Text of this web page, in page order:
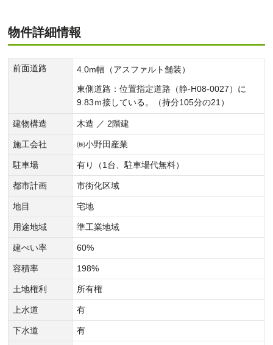
物件詳細情報
前面道路
4.0m幅（アスファルト舗装）
東側道路：位置指定道路（静-H08-0027）に
9.83ｍ接している。（持分105分の21）
建物構造 木造 ／ 2階建
施工会社 ㈱小野田産業
駐車場 有り（1台、駐車場代無料）
都市計画 市街化区域
地目 宅地
用途地域 準工業地域
建ぺい率 60%
容積率 198%
土地権利 所有権
上水道 有
下水道 有